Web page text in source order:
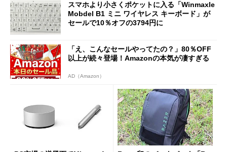
スマホより小さくポケットに入る「Winmaxle
Mobdel B1 ミニ ワイヤレス キーボード」が
セールで10％オフの3794円に
「え、こんなセールやってたの？」80％OFF
以上が続々登場！Amazonの本気が凄すぎる
AD（Amazon）